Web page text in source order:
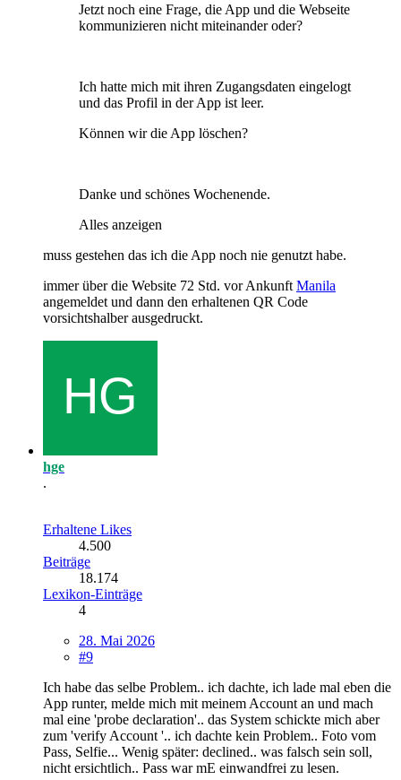
Jetzt noch eine Frage, die App und die Webseite
kommunizieren nicht miteinander oder?
Ich hatte mich mit ihren Zugangsdaten eingelogt
und das Profil in der App ist leer.
Können wir die App löschen?
Danke und schönes Wochenende.
Alles anzeigen
muss gestehen das ich die App noch nie genutzt habe.
immer über die Website 72 Std. vor Ankunft Manila
angemeldet und dann den erhaltenen QR Code
vorsichtshalber ausgedruckt.
hge
.
Erhaltene Likes
4.500
Beiträge
18.174
Lexikon-Einträge
4
28. Mai 2026
#9
Ich habe das selbe Problem.. ich dachte, ich lade mal eben die
App runter, melde mich mit meinem Account an und mach
mal eine 'probe declaration'.. das System schickte mich aber
zum 'verify Account '.. ich dachte kein Problem.. Foto vom
Pass, Selfie... Wenig später: declined.. was falsch sein soll,
nicht ersichtlich.. Pass war mE einwandfrei zu lesen.